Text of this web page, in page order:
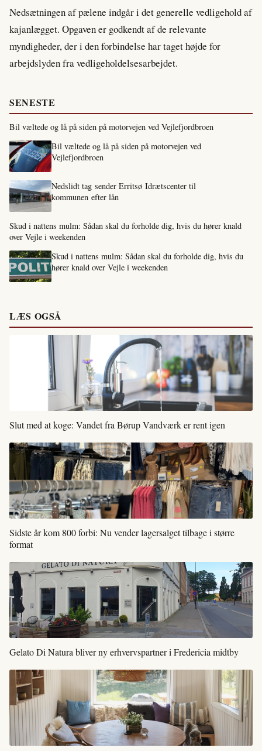
Nedsætningen af pælene indgår i det generelle vedligehold af
kajanlægget. Opgaven er godkendt af de relevante
myndigheder, der i den forbindelse har taget højde for
arbejdslyden fra vedligeholdelsesarbejdet.
SENESTE
Bil væltede og lå på siden på motorvejen ved Vejlefjordbroen
Bil væltede og lå på siden på motorvejen ved
Vejlefjordbroen
Nedslidt tag sender Erritsø Idrætscenter til
kommunen efter lån
Skud i nattens mulm: Sådan skal du forholde dig, hvis du hører knald
over Vejle i weekenden
Skud i nattens mulm: Sådan skal du forholde dig, hvis du
hører knald over Vejle i weekenden
LÆS OGSÅ
Slut med at koge: Vandet fra Børup Vandværk er rent igen
Sidste år kom 800 forbi: Nu vender lagersalget tilbage i større
format
Gelato Di Natura bliver ny erhvervspartner i Fredericia midtby